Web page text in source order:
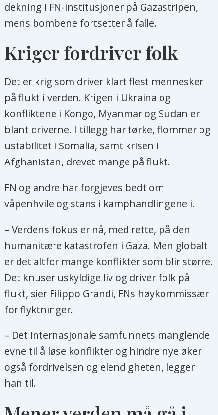
dekning i FN-institusjoner på Gazastripen,
mens bombene fortsetter å falle.
Kriger fordriver folk
Det er krig som driver klart flest mennesker
på flukt i verden. Krigen i Ukraina og
konfliktene i Kongo, Myanmar og Sudan er
blant driverne. I tillegg har tørke, flommer og
ustabilitet i Somalia, samt krisen i
Afghanistan, drevet mange på flukt.
FN og andre har forgjeves bedt om
våpenhvile og stans i kamphandlingene i.
– Verdens fokus er nå, med rette, på den
humanitære katastrofen i Gaza. Men globalt
er det altfor mange konflikter som blir større.
Det knuser uskyldige liv og driver folk på
flukt, sier Filippo Grandi, FNs høykommissær
for flyktninger.
– Det internasjonale samfunnets manglende
evne til å løse konflikter og hindre nye øker
også fordrivelsen og elendigheten, legger
han til.